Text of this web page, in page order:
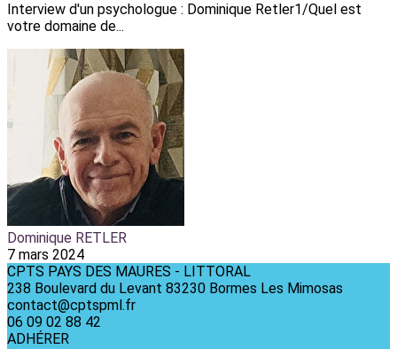
Interview d'un psychologue : Dominique Retler1/Quel est
votre domaine de...
Dominique RETLER
7 mars 2024
CPTS PAYS DES MAURES - LITTORAL
238 Boulevard du Levant 83230 Bormes Les Mimosas
contact@cptspml.fr
06 09 02 88 42
ADHÉRER